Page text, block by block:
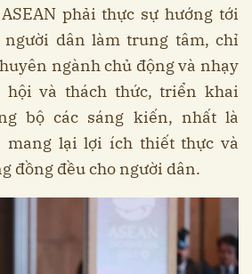
phải thực sự hướng tới
dân làm trung tâm, chỉ
ngành chủ động và nhạy
hội và thách thức, triển khai
bộ các sáng kiến, nhất là
mang lại lợi ích thiết thực và
đồng đều cho người dân.